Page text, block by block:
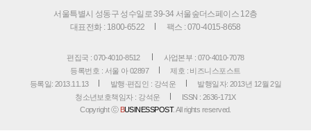
서울특별시 성동구 성수일로 39-34 서울숲더스페이스 12층
대표전화 : 1800-6522
팩스 : 070-4015-8658
편집국 : 070-4010-8512
사업본부 : 070-4010-7078
등록번호 : 서울 아 02897
제호 : 비즈니스포스트
등록일: 2013.11.13
발행·편집인 : 강석운
발행일자: 2013년 12월 2일
청소년보호책임자 : 강석운
ISSN : 2636-171X
Copyright ⓒ BUSINESSPOST. All rights reserved.